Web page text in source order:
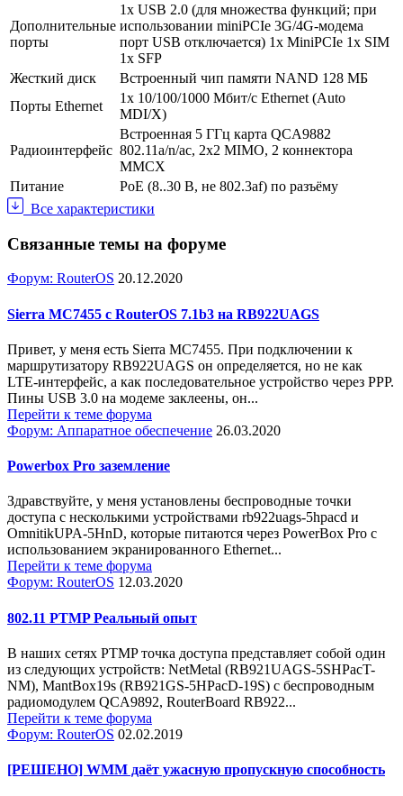
Дополнительные
порты
1x USB 2.0 (для множества функций; при
использовании miniPCIe 3G/4G-модема
порт USB отключается) 1x MiniPCIe 1x SIM
1x SFP
Жесткий диск
Встроенный чип памяти NAND 128 МБ
Порты Ethernet
1x 10/100/1000 Мбит/с Ethernet (Auto
MDI/X)
Радиоинтерфейс
Встроенная 5 ГГц карта QCA9882
802.11a/n/ac, 2x2 MIMO, 2 коннектора
MMCX
Питание
PoE (8..30 В, не 802.3af) по разъёму
Все характеристики
Связанные темы на форуме
Форум: RouterOS 20.12.2020
Sierra MC7455 с RouterOS 7.1b3 на RB922UAGS
Привет, у меня есть Sierra MC7455. При подключении к
маршрутизатору RB922UAGS он определяется, но не как
LTE-интерфейс, а как последовательное устройство через PPP.
Пины USB 3.0 на модеме заклеены, он...
Перейти к теме форума
Форум: Аппаратное обеспечение 26.03.2020
Powerbox Pro заземление
Здравствуйте, у меня установлены беспроводные точки
доступа с несколькими устройствами rb922uags-5hpacd и
OmnitikUPA-5HnD, которые питаются через PowerBox Pro с
использованием экранированного Ethernet...
Перейти к теме форума
Форум: RouterOS 12.03.2020
802.11 PTMP Реальный опыт
В наших сетях PTMP точка доступа представляет собой один
из следующих устройств: NetMetal (RB921UAGS-5SHPacT-
NM), MantBox19s (RB921GS-5HPacD-19S) с беспроводным
радиомодулем QCA9892, RouterBoard RB922...
Перейти к теме форума
Форум: RouterOS 02.02.2019
[РЕШЕНО] WMM даёт ужасную пропускную способность